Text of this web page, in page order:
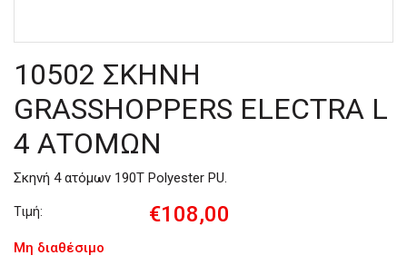
10502 ΣΚΗΝΗ
GRASSHOPPERS ELECTRA L
4 ΑΤΟΜΩΝ
Σκηνή 4 ατόμων 190Τ Polyester PU.
Τιμή: €108,00
Μη διαθέσιμο